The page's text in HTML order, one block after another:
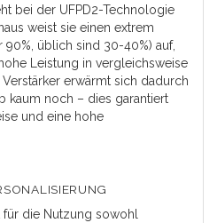
bei der UFPD2-Technologie
weist sie einen extrem
üblich sind 30-40%) auf,
Leistung in vergleichsweise
erwärmt sich dadurch
kaum noch – dies garantiert
und eine hohe
für die Nutzung sowohl